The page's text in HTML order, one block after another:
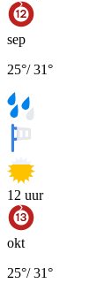
sep
25°/31°
12 uur
okt
25°/31°